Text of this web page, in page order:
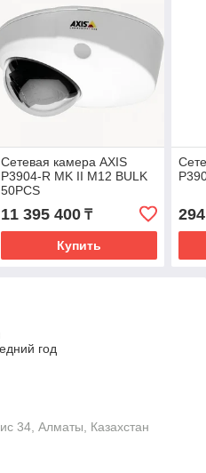
Сетевая камера AXIS
P3904-R MK II M12 BULK
50PCS
11 395 400₸
Купить
год
34, Алматы, Казахстан